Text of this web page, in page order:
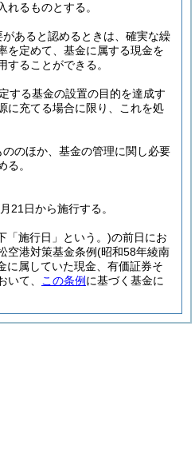
れるものとする。
あると認めるときは、確実な繰
を定めて、基金に属する現金を
することができる。
する基金の設置の目的を達成す
に充てる場合に限り、これを処
ののほか、基金の管理に関し必要
る。
21日から施行する。
「施行日」という。)の前日にお
空港対策基金条例(昭和58年綾南
に属していた現金、有価証券そ
いて、
この条例 に基づく基金に